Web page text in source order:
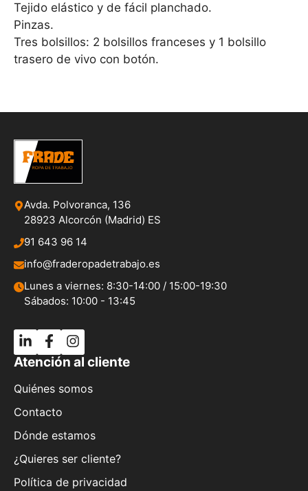
Tejido elástico y de fácil planchado.
Pinzas.
Tres bolsillos: 2 bolsillos franceses y 1 bolsillo
trasero de vivo con botón.
Avda. Polvoranca, 136
28923 Alcorcón (Madrid) ES
91 643 96 14
info@fraderopadetrabajo.es
Lunes a viernes: 8:30-14:00 / 15:00-19:30
Sábados: 10:00 - 13:45
Atención al cliente
Quiénes somos
Contacto
Dónde estamos
¿Quieres ser cliente?
Política de privacidad